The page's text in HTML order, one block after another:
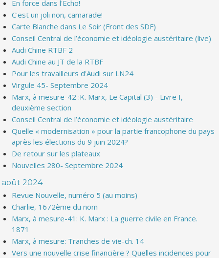
En force dans l'Echo!
C'est un joli non, camarade!
Carte Blanche dans Le Soir (Front des SDF)
Conseil Central de l’économie et idéologie austéritaire (live)
Audi Chine RTBF 2
Audi Chine au JT de la RTBF
Pour les travailleurs d'Audi sur LN24
Virgule 45- Septembre 2024
Marx, à mesure-42 :K. Marx, Le Capital (3) - Livre I,
deuxième section
Conseil Central de l’économie et idéologie austéritaire
Quelle « modernisation » pour la partie francophone du pays
après les élections du 9 juin 2024?
De retour sur les plateaux
Nouvelles 280- Septembre 2024
août 2024
Revue Nouvelle, numéro 5 (au moins)
Charlie, 1672ème du nom
Marx, à mesure-41: K. Marx : La guerre civile en France.
1871
Marx, à mesure: Tranches de vie-ch. 14
Vers une nouvelle crise financière ? Quelles incidences pour